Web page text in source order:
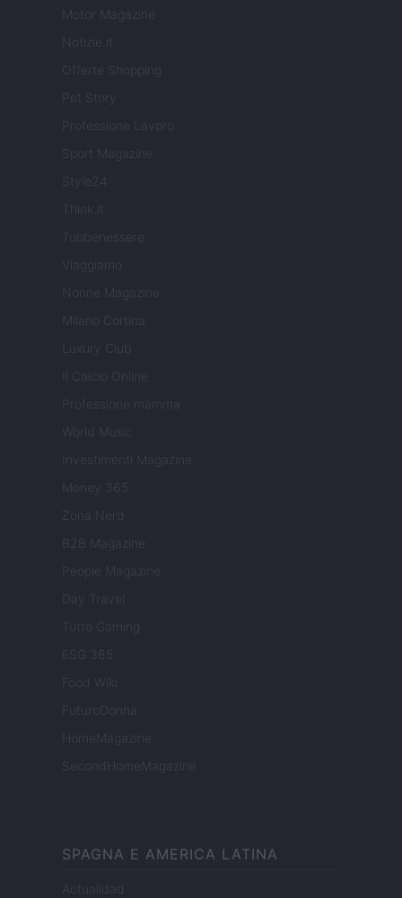
Motor Magazine
Notizie.it
Offerte Shopping
Professione Lavoro
Sport Magazine
Style24
Think.it
Tuobenessere
Viaggiamo
Nonne Magazine
Milano Cortina
Luxury Club
Il Calcio Online
Professione mamma
World Music
Investimenti Magazine
Money 365
Zona Nerd
B2B Magazine
People Magazine
Day Travel
Tutto Gaming
ESG 365
Food Wiki
FuturoDonna
HomeMagazine
SecondHomeMagazine
SPAGNA E AMERICA LATINA
Actualidad